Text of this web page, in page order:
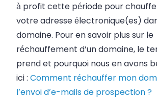
à profit cette période pour
votreadresse électronique(es)
domaine. Pour en savoir plus sur le
réchauffement d’un domaine, le
prend et pourquoi nous en avons
ici : Comment réchauffer mon
l’envoi d’e-mails de prospection ?